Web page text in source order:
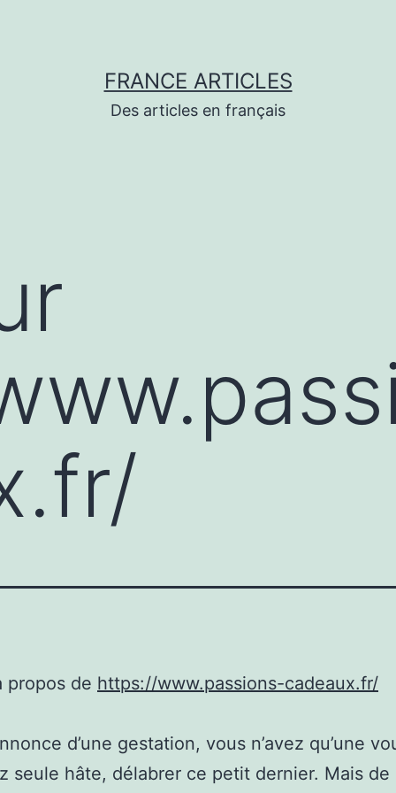
FRANCE ARTICLES
Des articles en français
propos de https://www.passions-cadeaux.fr/
d’une gestation, vous n’avez qu’une
seule hâte, délabrer ce petit dernier. Mais de